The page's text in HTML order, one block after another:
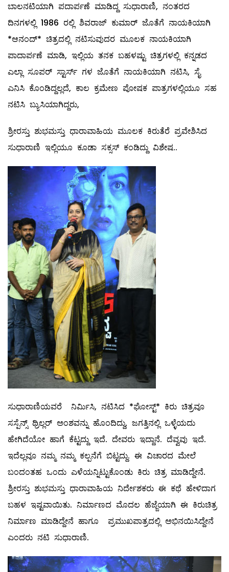
ಬಾಲನಟಿಯಾಗಿ ಪದಾರ್ಪಣೆ ಮಾಡಿದ್ದ ಸುಧಾರಾಣಿ, ನಂತರದ
ದಿನಗಳಲ್ಲಿ 1986 ರಲ್ಲಿ ಶಿವರಾಜ್ ಕುಮಾರ್ ಜೊತೆಗೆ ನಾಯಕಿಯಾಗಿ
*ಆನಂದ್* ಚಿತ್ರದಲ್ಲಿ ನಟಿಸುವುದರ ಮೂಲಕ ನಾಯಕಿಯಾಗಿ
ಪಾದಾರ್ಪಣೆ ಮಾಡಿ, ಇಲ್ಲಿಯ ತನಕ ಬಹಳಷ್ಟು ಚಿತ್ರಗಳಲ್ಲಿ ಕನ್ನಡದ
ಎಲ್ಲಾ ಸೂಪರ್ ಸ್ಟಾರ್ಸ್ ಗಳ ಜೊತೆಗೆ ನಾಯಕಿಯಾಗಿ ನಟಿಸಿ, ಸೈ
ಎನಿಸಿ ಕೊಂಡಿದ್ದಲ್ಲದೆ, ಕಾಲ ಕ್ರಮೇಣ ಪೋಷಕ ಪಾತ್ರಗಳಲ್ಲಿಯೂ ಸಹ
ನಟಿಸಿ ಬ್ಯುಸಿಯಾಗಿದ್ದರು,
ಶ್ರೀರಸ್ತು ಶುಭಮಸ್ತು ಧಾರಾವಾಹಿಯ ಮೂಲಕ ಕಿರುತೆರೆ ಪ್ರವೇಶಿಸಿದ
ಸುಧಾರಾಣಿ ಇಲ್ಲಿಯೂ ಕೂಡಾ ಸಕ್ಸಸ್ ಕಂಡಿದ್ದು ವಿಶೇಷ..
ಸುಧಾರಾಣಿಯವರೆ ನಿರ್ಮಿಸಿ, ನಟಿಸಿದ *ಘೋಸ್ಟ್* ಕಿರು ಚಿತ್ರವೂ
ಸಸ್ಪೆನ್ಸ್ ಥ್ರಿಲ್ಲರ್ ಅಂಶವನ್ನು ಹೊಂದಿದ್ದು, ಜಗತ್ತಿನಲ್ಲಿ ಒಳ್ಳೆಯದು
ಹೇಗಿದೆಯೋ ಹಾಗೆ ಕೆಟ್ಟದ್ದು ಇದೆ. ದೇವರು ಇದ್ದಾನೆ. ದೆವ್ವವು ಇದೆ.
ಇದೆಲ್ಲವೂ ನಮ್ಮ ನಮ್ಮ ಕಲ್ಪನೆಗೆ ಬಿಟ್ಟದ್ದು. ಈ ವಿಚಾರದ ಮೇಲೆ
ಬಂದಂತಹ ಒಂದು ಎಳೆಯನ್ನಿಟ್ಟುಕೊಂಡು ಕಿರು ಚಿತ್ರ ಮಾಡಿದ್ದೇನೆ.
ಶ್ರೀರಸ್ತು ಶುಭಮಸ್ತು ಧಾರಾವಾಹಿಯ ನಿರ್ದೇಶಕರು ಈ ಕಥೆ ಹೇಳಿದಾಗ
ಬಹಳ ಇಷ್ಟವಾಯಿತು. ನಿರ್ಮಾಣದ ಮೊದಲ ಹೆಜ್ಜೆಯಾಗಿ ಈ ಕಿರುಚಿತ್ರ
ನಿರ್ಮಾಣ ಮಾಡಿದ್ದೇನೆ ಹಾಗೂ ಪ್ರಮುಖಪಾತ್ರದಲ್ಲಿ ಅಭಿನಯಿಸಿದ್ದೇನೆ
ಎಂದರು ನಟಿ ಸುಧಾರಾಣಿ.